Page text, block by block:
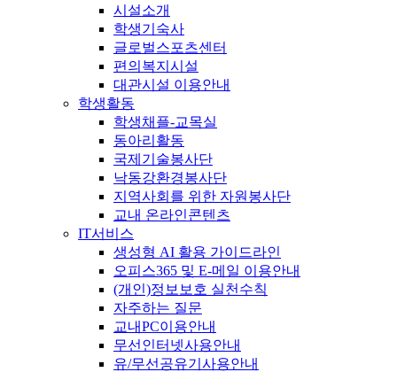
시설소개
학생기숙사
글로벌스포츠센터
편의복지시설
대관시설 이용안내
학생활동
학생채플-교목실
동아리활동
국제기술봉사단
낙동강환경봉사단
지역사회를 위한 자원봉사단
교내 온라인콘텐츠
IT서비스
생성형 AI 활용 가이드라인
오피스365 및 E-메일 이용안내
(개인)정보보호 실천수칙
자주하는 질문
교내PC이용안내
무선인터넷사용안내
유/무선공유기사용안내